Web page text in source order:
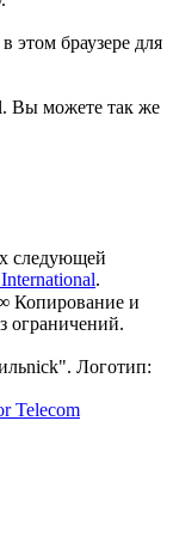
этом браузере для
Вы можете так же
следующей
.
Копирование и
ограничений.
Логотип:
Telecom